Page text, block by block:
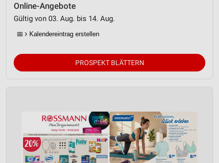
Online-Angebote
Gültig von 03. Aug. bis 14. Aug.
📅 Kalendereintrag erstellen
PROSPEKT BLÄTTERN